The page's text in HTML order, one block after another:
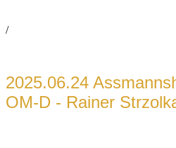
/
2025.06.24
OM-D - Rainer